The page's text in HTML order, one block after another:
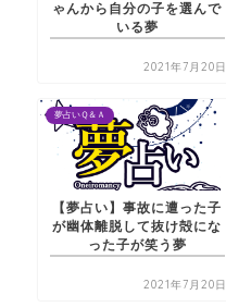
ゃんから自分の子を選んで
いる夢
2021年7月20日
夢占いＱ＆Ａ
【夢占い】事故に遭った子
が幽体離脱して抜け殻にな
った子が笑う夢
2021年7月20日